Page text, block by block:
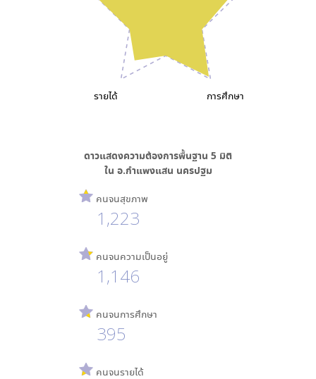
การศึกษา
รายได้
ดาวแสดงความต้องการพื้นฐาน 5 มิติ
ใน อ.กำแพงแสน นครปฐม
คนจนสุขภาพ
1,223
คนจนความเป็นอยู่
1,146
คนจนการศึกษา
395
คนจนรายได้